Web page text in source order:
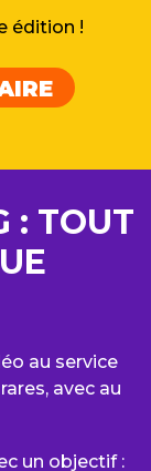
édition !
: TOUT
au service
avec au
un objectif :